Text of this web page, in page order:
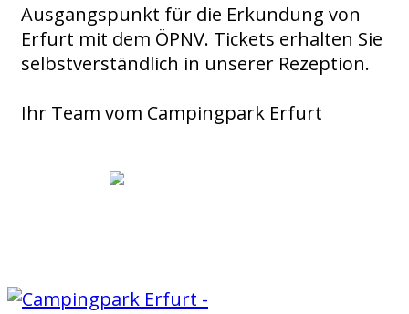
Ausgangspunkt für die Erkundung von
Erfurt mit dem ÖPNV. Tickets erhalten Sie
selbstverständlich in unserer Rezeption.
Ihr Team vom Campingpark Erfurt